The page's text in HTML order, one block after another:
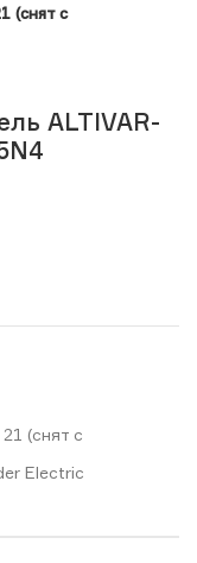
(снят с
ALTIVAR-
(снят с
Electric